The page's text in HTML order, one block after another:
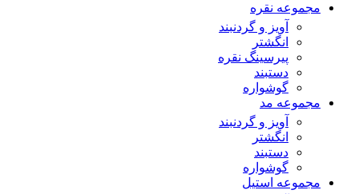
مجموعه نقره
آویز و گردنبند
انگشتر
پیرسینگ نقره
دستبند
گوشواره
مجموعه مد
آویز و گردنبند
انگشتر
دستبند
گوشواره
مجموعه استیل